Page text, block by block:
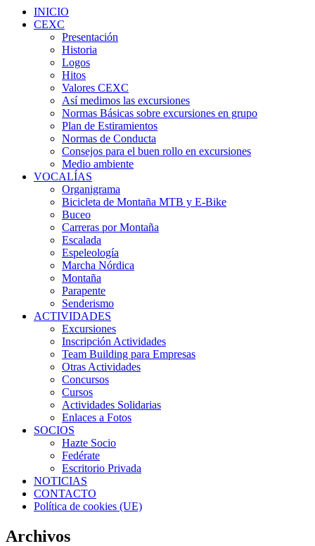
INICIO
CEXC
Presentación
Historia
Logos
Hitos
Valores CEXC
Así medimos las excursiones
Normas Básicas sobre excursiones en grupo
Plan de Estiramientos
Normas de Conducta
Consejos para el buen rollo en excursiones
Medio ambiente
VOCALÍAS
Organigrama
Bicicleta de Montaña MTB y E-Bike
Buceo
Carreras por Montaña
Escalada
Espeleología
Marcha Nórdica
Montaña
Parapente
Senderismo
ACTIVIDADES
Excursiones
Inscripción Actividades
Team Building para Empresas
Otras Actividades
Concursos
Cursos
Actividades Solidarias
Enlaces a Fotos
SOCIOS
Hazte Socio
Fedérate
Escritorio Privada
NOTICIAS
CONTACTO
Política de cookies (UE)
Archivos